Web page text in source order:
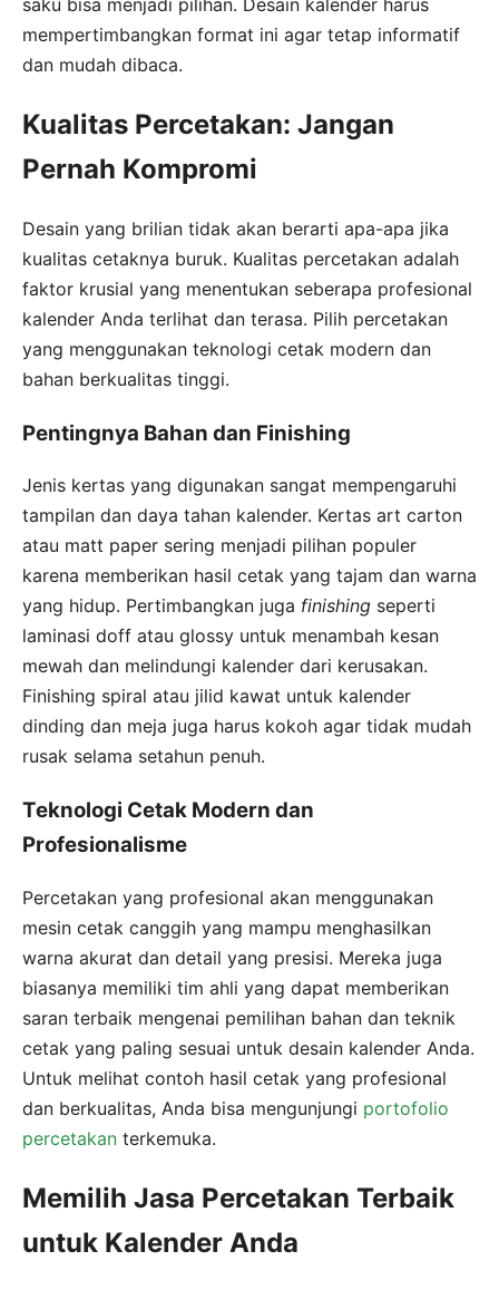
saku bisa menjadi pilihan. Desain kalender harus
mempertimbangkan format ini agar tetap informatif
dan mudah dibaca.
Kualitas Percetakan: Jangan
Pernah Kompromi
Desain yang brilian tidak akan berarti apa-apa jika
kualitas cetaknya buruk. Kualitas percetakan adalah
faktor krusial yang menentukan seberapa profesional
kalender Anda terlihat dan terasa. Pilih percetakan
yang menggunakan teknologi cetak modern dan
bahan berkualitas tinggi.
Pentingnya Bahan dan Finishing
Jenis kertas yang digunakan sangat mempengaruhi
tampilan dan daya tahan kalender. Kertas art carton
atau matt paper sering menjadi pilihan populer
karena memberikan hasil cetak yang tajam dan warna
yang hidup. Pertimbangkan juga finishing seperti
laminasi doff atau glossy untuk menambah kesan
mewah dan melindungi kalender dari kerusakan.
Finishing spiral atau jilid kawat untuk kalender
dinding dan meja juga harus kokoh agar tidak mudah
rusak selama setahun penuh.
Teknologi Cetak Modern dan
Profesionalisme
Percetakan yang profesional akan menggunakan
mesin cetak canggih yang mampu menghasilkan
warna akurat dan detail yang presisi. Mereka juga
biasanya memiliki tim ahli yang dapat memberikan
saran terbaik mengenai pemilihan bahan dan teknik
cetak yang paling sesuai untuk desain kalender Anda.
Untuk melihat contoh hasil cetak yang profesional
dan berkualitas, Anda bisa mengunjungi portofolio
percetakan terkemuka.
Memilih Jasa Percetakan Terbaik
untuk Kalender Anda